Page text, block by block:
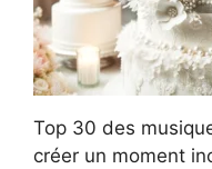
Top 30 des
créer un moment